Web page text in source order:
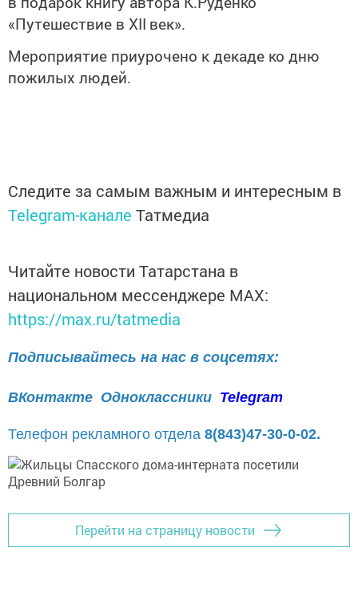
«Путешествие в ХII век».
Мероприятие приурочено к декаде ко дню
пожилых людей.
Следите за самым важным и интересным в
Telegram-канале Татмедиа
Читайте новости Татарстана в
национальном мессенджере MАХ:
https://max.ru/tatmedia
Подписывайтесь на нас в соцсетях:
ВКонтакте Одноклассники Telegram
Телефон рекламного отдела 8(843)47-30-0-02.
Перейти на страницу новости